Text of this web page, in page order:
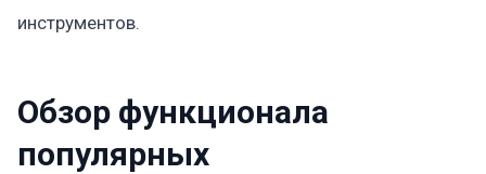
инструментов.
Обзор функционала
популярных